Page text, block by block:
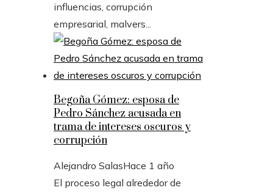
influencias, corrupción
empresarial, malvers...
Begoña Gómez: esposa de
Pedro Sánchez acusada en
trama de intereses oscuros y
corrupción
Alejandro SalasHace 1 año
El proceso legal alrededor de